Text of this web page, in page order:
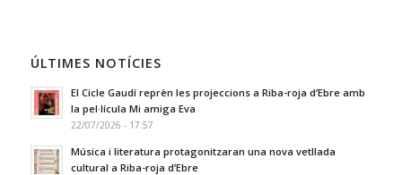
ÚLTIMES NOTÍCIES
El Cicle Gaudí reprèn les projeccions a Riba-roja d’Ebre amb
la pel·lícula Mi amiga Eva
22/07/2026 - 17:57
Música i literatura protagonitzaran una nova vetllada
cultural a Riba-roja d’Ebre